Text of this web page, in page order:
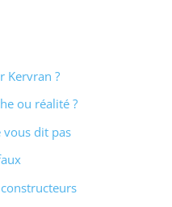
Kervran ?
ou réalité ?
vous dit pas